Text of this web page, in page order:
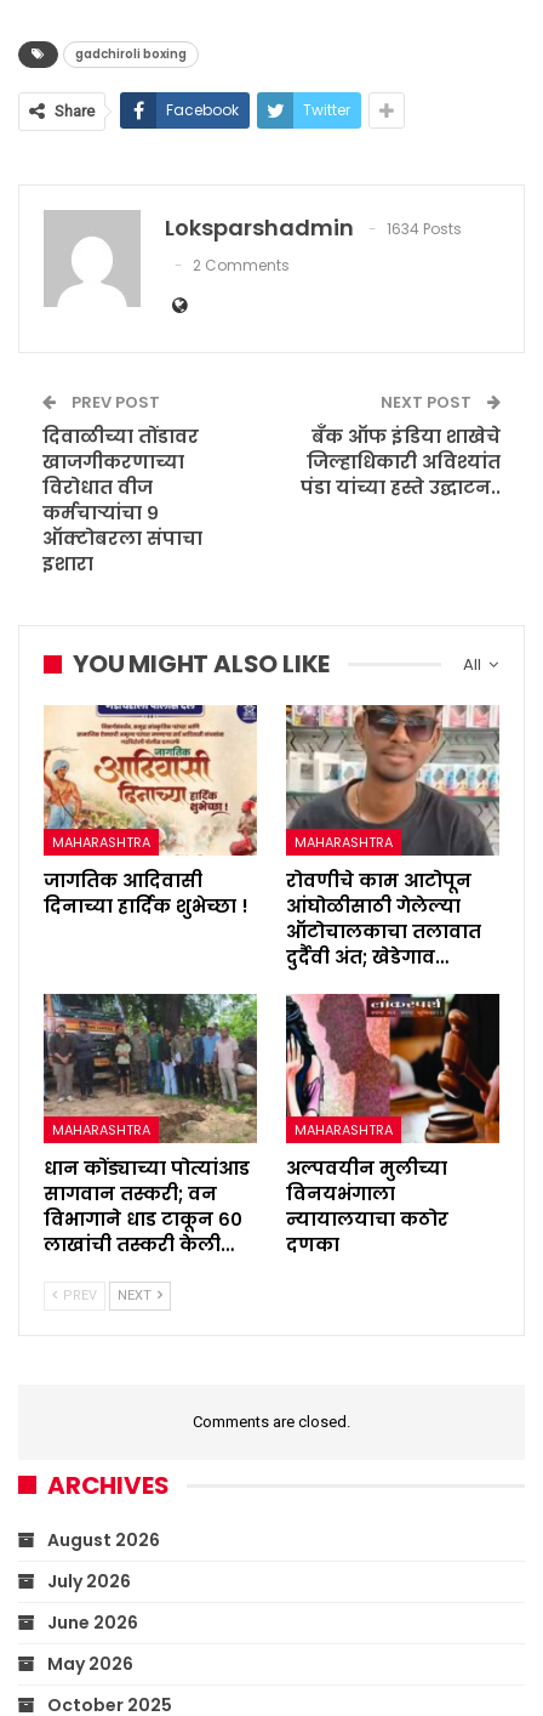
gadchiroli boxing
Share Facebook Twitter
Loksparshadmin
1634 Posts
2 Comments
PREV POST
दिवाळीच्या तोंडावर
खाजगीकरणाच्या
विरोधात वीज
कर्मचाऱ्यांचा ९
ऑक्टोबरला संपाचा
इशारा
NEXT POST
बँक ऑफ इंडिया शाखेचे
जिल्हाधिकारी अविश्यांत
पंडा यांच्या हस्ते उद्घाटन..
All
YOU MIGHT ALSO LIKE
MAHARASHTRA
जागतिक आदिवासी
दिनाच्या हार्दिक शुभेच्छा !
MAHARASHTRA
रोवणीचे काम आटोपून
आंघोळीसाठी गेलेल्या
ऑटोचालकाचा तलावात
दुर्दैवी अंत; खेडेगाव…
MAHARASHTRA
धान कोंड्याच्या पोत्यांआड
सागवान तस्करी; वन
विभागाने धाड टाकून ६०
लाखांची तस्करी केली…
MAHARASHTRA
अल्पवयीन मुलीच्या
विनयभंगाला
न्यायालयाचा कठोर
दणका
PREV NEXT
Comments are closed.
ARCHIVES
August 2026
July 2026
June 2026
May 2026
October 2025